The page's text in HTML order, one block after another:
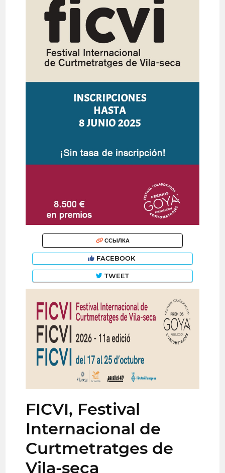
ССЫЛКА
FACEBOOK
TWEET
FICVI, Festival
Internacional de
Curtmetratges de
Vila-seca